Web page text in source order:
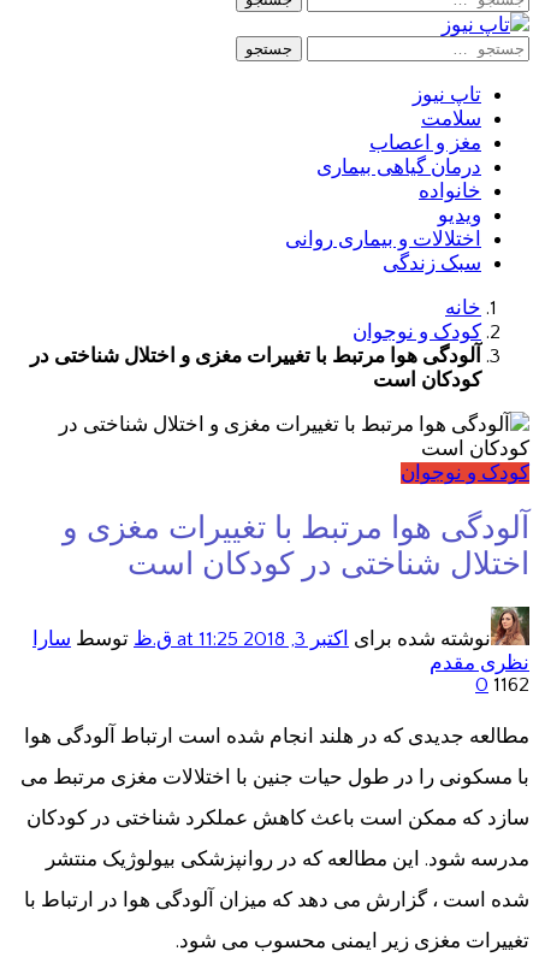
جستجو
تاپ نیوز
سلامت
مغز و اعصاب
درمان گیاهی بیماری
خانواده
ویدیو
اختلالات و بیماری روانی
سبک زندگی
خانه
کودک و نوجوان
آلودگی هوا مرتبط با تغییرات مغزی و اختلال شناختی در
کودکان است
کودک و نوجوان
آلودگی هوا مرتبط با تغییرات مغزی و
اختلال شناختی در کودکان است
نوشته شده برای اکتبر 3, 2018 at 11:25 ق.ظ توسط سارا
نظری مقدم
1162
0
مطالعه جدیدی که در هلند انجام شده است ارتباط آلودگی هوا
با مسکونی را در طول حیات جنین با اختلالات مغزی مرتبط می
سازد که ممکن است باعث کاهش عملکرد شناختی در کودکان
مدرسه شود. این مطالعه که در روانپزشکی بیولوژیک منتشر
شده است ، گزارش می دهد که میزان آلودگی هوا در ارتباط با
تغییرات مغزی زیر ایمنی محسوب می شود.